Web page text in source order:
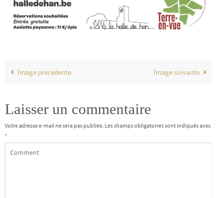
Image précédente Image suivante
Laisser un commentaire
Votre adresse e-mail ne sera pas publiée. Les champs obligatoires sont indiqués avec
*